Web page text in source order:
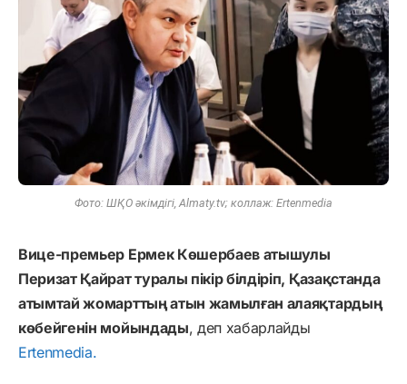
Фото: ШҚО әкімдігі, Almaty.tv; коллаж: Ertenmedia
Вице-премьер Ермек Көшербаев атышулы
Перизат Қайрат туралы пікір білдіріп, Қазақстанда
атымтай жомарттың атын жамылған алаяқтардың
көбейгенін мойындады, деп хабарлайды
Ertenmedia.